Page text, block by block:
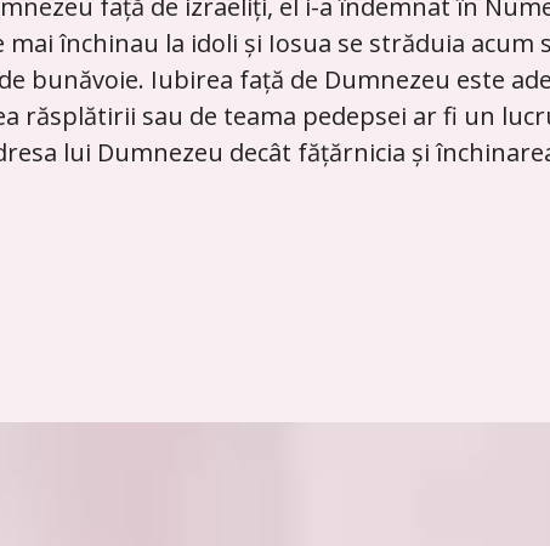
față de izraeliți, el i-a îndemnat în
mai închinau la idoli și Iosua se străduia
bunăvoie. Iubirea față de Dumnezeu este
răsplătirii sau de teama pedepsei ar fi un
lui Dumnezeu decât fățărnicia și